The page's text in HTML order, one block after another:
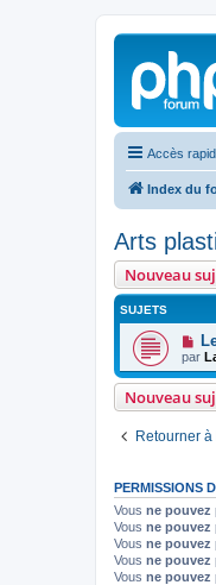
Accès
Index du
Arts
Nouveau
SUJETS
par
Nouveau
Retourner à
PERMISSIONS
Vous ne pouvez
Vous ne pouvez
Vous ne pouvez
Vous ne pouvez
Vous ne pouvez